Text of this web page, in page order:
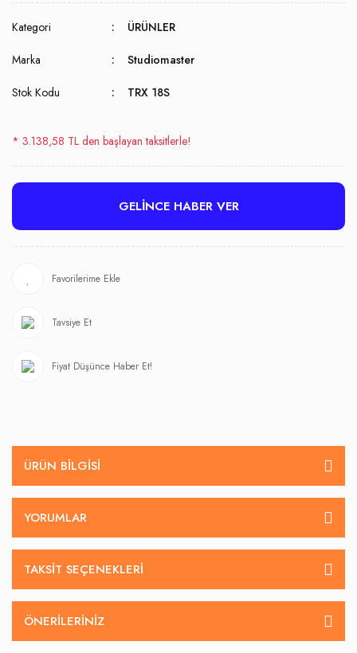
Kategori ÜRÜNLER
Marka Studiomaster
Stok Kodu TRX 18S
* 3.138,58 TL den başlayan taksitlerle!
GELİNCE HABER VER
Tavsiye Et
Fiyat Düşünce Haber Et!
ÜRÜN BILGISI
YORUMLAR
TAKSIT SEÇENEKLERI
ÖNERILERINIZ